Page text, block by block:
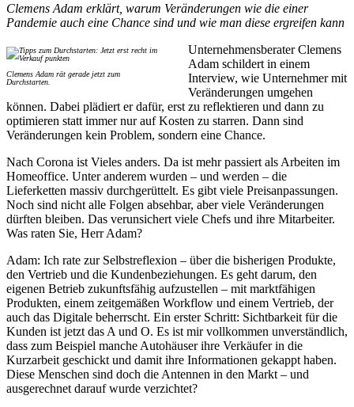
Clemens Adam erklärt, warum Veränderungen wie die einer
Pandemie auch eine Chance sind und wie man diese ergreifen kann
Clemens Adam rät gerade jetzt zum
Durchstarten.
Unternehmensberater Clemens
Adam schildert in einem
Interview, wie Unternehmer mit
Veränderungen umgehen
können. Dabei plädiert er dafür, erst zu reflektieren und dann zu
optimieren statt immer nur auf Kosten zu starren. Dann sind
Veränderungen kein Problem, sondern eine Chance.
Nach Corona ist Vieles anders. Da ist mehr passiert als Arbeiten im
Homeoffice. Unter anderem wurden – und werden – die
Lieferketten massiv durchgerüttelt. Es gibt viele Preisanpassungen.
Noch sind nicht alle Folgen absehbar, aber viele Veränderungen
dürften bleiben. Das verunsichert viele Chefs und ihre Mitarbeiter.
Was raten Sie, Herr Adam?
Adam: Ich rate zur Selbstreflexion – über die bisherigen Produkte,
den Vertrieb und die Kundenbeziehungen. Es geht darum, den
eigenen Betrieb zukunftsfähig aufzustellen – mit marktfähigen
Produkten, einem zeitgemäßen Workflow und einem Vertrieb, der
auch das Digitale beherrscht. Ein erster Schritt: Sichtbarkeit für die
Kunden ist jetzt das A und O. Es ist mir vollkommen unverständlich,
dass zum Beispiel manche Autohäuser ihre Verkäufer in die
Kurzarbeit geschickt und damit ihre Informationen gekappt haben.
Diese Menschen sind doch die Antennen in den Markt – und
ausgerechnet darauf wurde verzichtet?